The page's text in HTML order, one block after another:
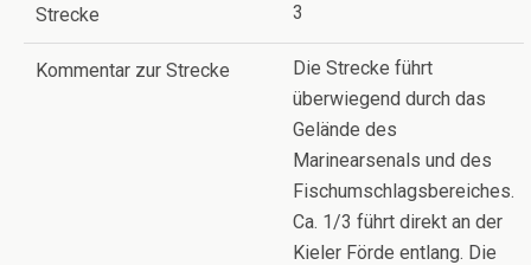
Strecke 3
Kommentar zur Strecke
Die Strecke führt
überwiegend durch das
Gelände des
Marinearsenals und des
Fischumschlagsbereiches.
Ca. 1/3 führt direkt an der
Kieler Förde entlang. Die